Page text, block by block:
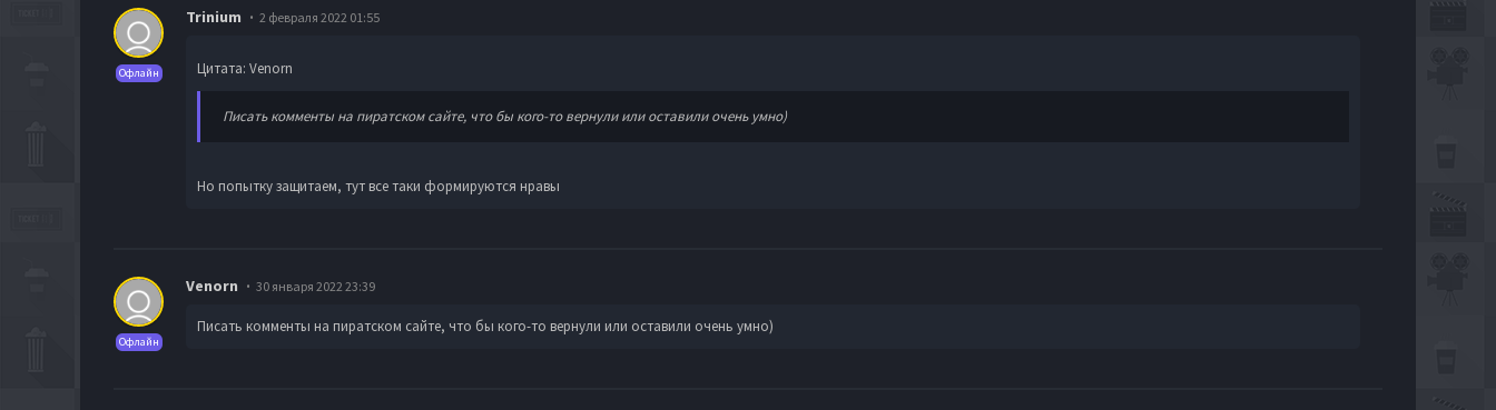
Офлайн
Trinium 2 февраля 2022 01:55
Цитата: Venorn
Писать комменты на пиратском сайте, что бы кого-то вернули или оставили очень умно)
Но попытку защитаем, тут все таки формируются нравы
Офлайн
Venorn 30 января 2022 23:39
Писать комменты на пиратском сайте, что бы кого-то вернули или оставили очень умно)